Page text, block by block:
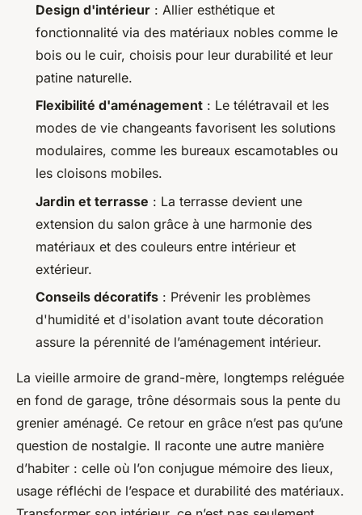
Design d'intérieur : Allier esthétique et
fonctionnalité via des matériaux nobles comme le
bois ou le cuir, choisis pour leur durabilité et leur
patine naturelle.
Flexibilité d'aménagement : Le télétravail et les
modes de vie changeants favorisent les solutions
modulaires, comme les bureaux escamotables ou
les cloisons mobiles.
Jardin et terrasse : La terrasse devient une
extension du salon grâce à une harmonie des
matériaux et des couleurs entre intérieur et
extérieur.
Conseils décoratifs : Prévenir les problèmes
d'humidité et d'isolation avant toute décoration
assure la pérennité de l’aménagement intérieur.
La vieille armoire de grand-mère, longtemps reléguée
en fond de garage, trône désormais sous la pente du
grenier aménagé. Ce retour en grâce n’est pas qu’une
question de nostalgie. Il raconte une autre manière
d’habiter : celle où l’on conjugue mémoire des lieux,
usage réfléchi de l’espace et durabilité des matériaux.